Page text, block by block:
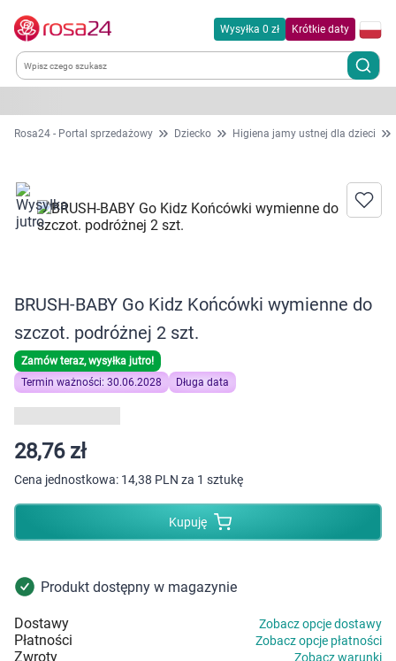
Wysyłka 0 zł Krótkie daty
Kategorie
Dla zwierząt
Zdrowie
Kobieta w ciąży i mama
Dziecko
Higiena
Kosmetyki
Mężczyzna
Zdrowy styl życia
Zabawki
Rosa24 - Portal sprzedażowy Dziecko Higiena jamy ustnej dla dzieci
BRUSH-BABY Go Kidz Końcówki wymienne do
szczot. podróżnej 2 szt.
Zamów teraz, wysyłka jutro!
Termin ważności: 30.06.2028
Długa data
28,76 zł
Cena jednostkowa: 14,38 PLN za 1 sztukę
Kupuję
Produkt dostępny w magazynie
Dostawy Zobacz opcje dostawy
Płatności Zobacz opcje płatności
Zwroty Zobacz warunki